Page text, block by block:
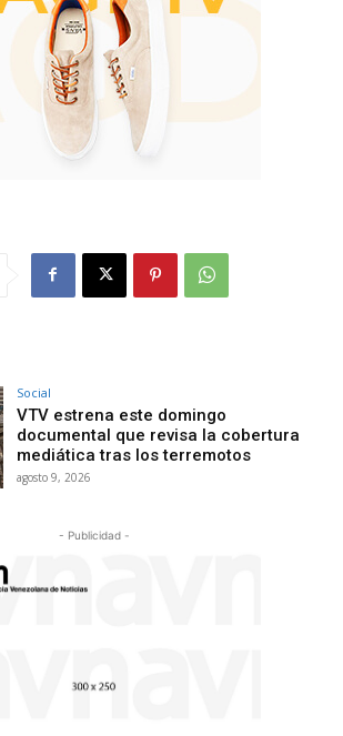
Social
VTV estrena este domingo
documental que revisa la cobertura
mediática tras los terremotos
agosto 9, 2026
- Publicidad -